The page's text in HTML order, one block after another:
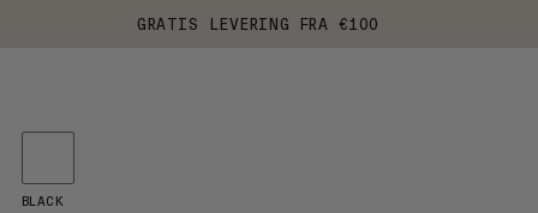
GRATIS LEVERING FRA €100
BLACK